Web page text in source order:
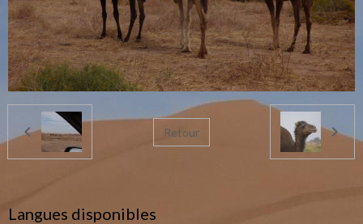
Retour
Langues disponibles